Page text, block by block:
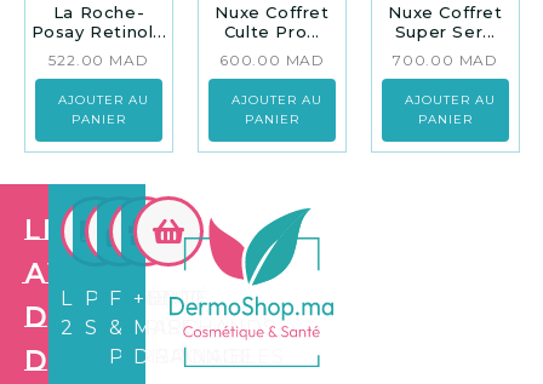
La Roche-
Posay Retinol...
522.00 MAD
AJOUTER AU
PANIER
Nuxe Coffret
Culte Pro...
600.00 MAD
AJOUTER AU
PANIER
Nuxe Coffret
Super Ser...
700.00 MAD
AJOUTER AU
PANIER
Les
avantages
de
Dermo
LIVRAISON
24/72H
PAIEMENT
SÉCURISÉ
FIDÉLITÉ
&
PARRAINAGE
+3.500
MARCHANDS
DISPONIBLES